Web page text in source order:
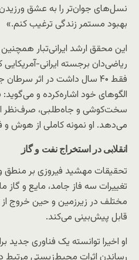
نسل‌های جوان‌تر را به عشق
بهبود مستمر زندگی ترغیب کنم.»
این محقق ارشد ایرانی‌تبار
فقط ۴۰ سال داشت در اثر
الگوهای خود اشاره‌کرده و
سخت‌کوشی و جاه‌طلبی، صرف‌نظر
می‌دهد. او نمونه کاملی از هوش و
انقلابی در استخراج نفت و گاز
تحقیقات مهشید فیروزی بر منطق
تغییرات سه فاز جامد، مایع و گاز
مختلف در زیرزمین و حین خروج از
قابل پیش‌بینی می‌کند.
او اخیرا توانسته یک فناوری جدید